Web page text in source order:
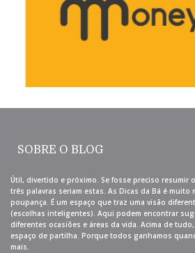
SOBRE O BLOG
Útil, divertido e próximo. Se fosse preciso resumir
três palavras seriam estas. As Dicas da Bá é
poupança. É um espaço que traz uma visão
(escolhas inteligentes). Aqui podem encontrar
diferentes ocasiões e áreas da vida. Acima de
espaço de partilha. Porque todos ganhamos
mais.